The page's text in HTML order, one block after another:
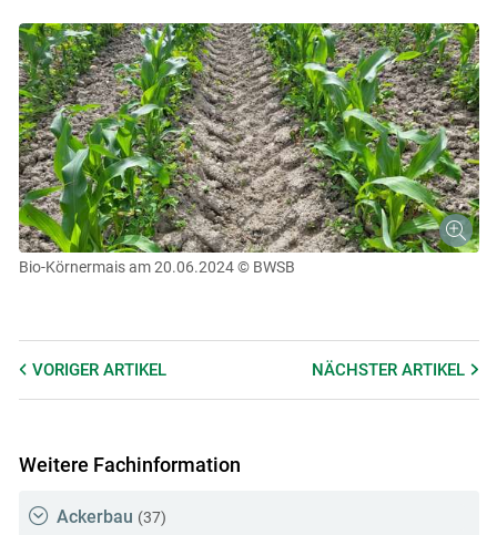
Bio-Körnermais am 20.06.2024 © BWSB
VORIGER ARTIKEL NÄCHSTERARTIKEL
Weitere Fachinformation
Ackerbau (37)